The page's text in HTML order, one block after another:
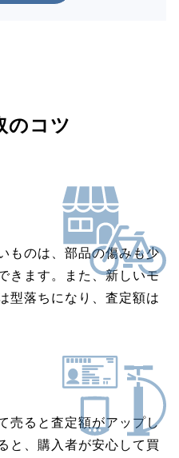
のコツ
ものは、部品の傷みも少
きます。また、新しいモ
型落ちになり、査定額は
売ると査定額がアップし
と、購入者が安心して買